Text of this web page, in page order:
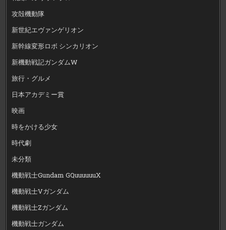
攻殻機動隊
新世紀エヴァンゲリオン
新幹線変形ロボ シンカリオン
新機動戦記ガンダムW
旅行・グルメ
日本アカデミー賞
映画
時をかける少女
時代劇
未分類
機動戦士Gundam GQuuuuuuX
機動戦士Vガンダム
機動戦士Zガンダム
機動戦士ガンダム